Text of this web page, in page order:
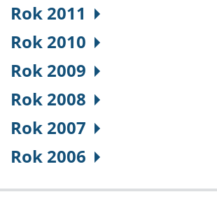
Rok 2011
Rok 2010
Rok 2009
Rok 2008
Rok 2007
Rok 2006